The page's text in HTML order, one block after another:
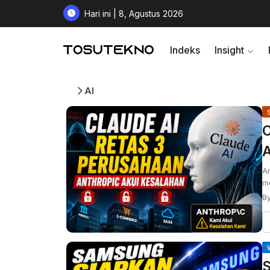
Hari ini | 8, Agustus 2026
Indeks Insight
AI